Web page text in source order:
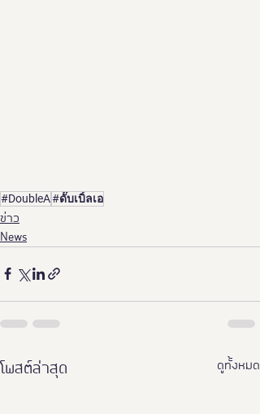
#DoubleA#ดั๊บเบิ้ลเอ
ข่าว
News
โพสต์ล่าสุด ดูทั้งหมด